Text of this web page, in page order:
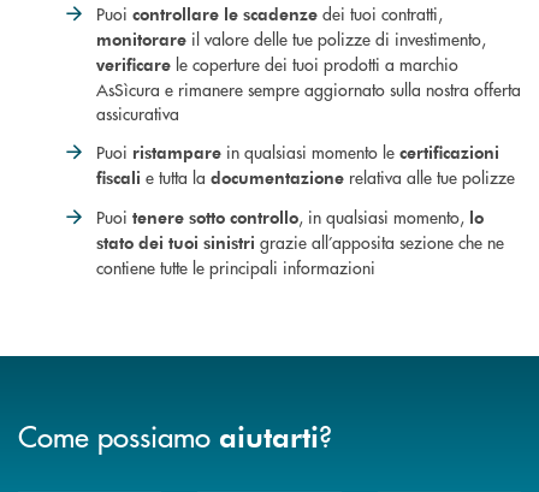
Puoi controllare le scadenze dei tuoi contratti,
monitorare il valore delle tue polizze di investimento,
verificare le coperture dei tuoi prodotti a marchio
AsSìcura e rimanere sempre aggiornato sulla nostra offerta
assicurativa
Puoi ristampare in qualsiasi momento le certificazioni
fiscali e tutta la documentazione relativa alle tue polizze
Puoi tenere sotto controllo, in qualsiasi momento, lo
stato dei tuoi sinistri grazie all’apposita sezione che ne
contiene tutte le principali informazioni
Come possiamo aiutarti?